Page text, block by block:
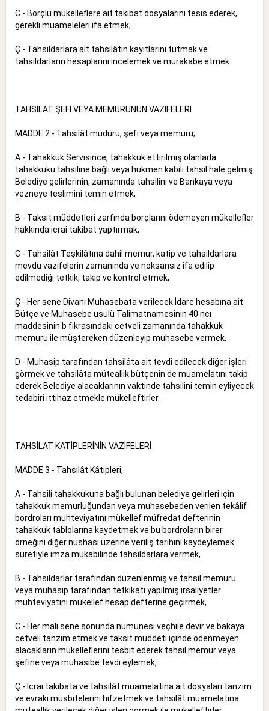
C - Borçlu mükelleflere ait takibat dosyalarını tesis ederek,
gerekli muameleleri ifa etmek,
Ç - Tahsildarlara ait tahsilâtın kayıtlarını tutmak ve
tahsildarların hesaplarını incelemek ve mürakabe etmek.
TAHSİLAT ŞEFİ VEYA MEMURUNUN VAZİFELERİ
MADDE 2 - Tahsilât müdürü, şefi veya memuru;
A - Tahakkuk Servisince, tahakkuk ettirilmiş olanlarla
tahakkuku tahsiline bağlı veya hükmen kabili tahsil hale gelmiş
Belediye gelirlerinin, zamanında tahsilini ve Bankaya veya
vezneye teslimini temin etmek,
B - Taksit müddetleri zarfında borçlarını ödemeyen mükellefler
hakkında icrai takibat yaptırmak,
C - Tahsilât Teşkilâtına dahil memur, katip ve tahsildarlara
mevdu vazifelerin zamanında ve noksansız ifa edilip
edilmediği tetkik, takip ve kontrol etmek,
Ç - Her sene Divanı Muhasebata verilecek İdare hesabına ait
Bütçe ve Muhasebe usulü Talimatnamesinin 40 ncı
maddesinin b fıkrasındaki cetveli zamanında tahakkuk
memuru ile müştereken düzenleyip muhasebe vermek,
D - Muhasip tarafından tahsilâta ait tevdi edilecek diğer işleri
görmek ve tahsilâta müteallik bütçenin de muamelatını takip
ederek Belediye alacaklarının vaktinde tahsilini temin eyliyecek
tedabiri ittihaz etmekle mükelleftirler.
TAHSİLAT KATİPLERİNİN VAZİFELERİ
MADDE 3 - Tahsilât Kâtipleri;
A - Tahsili tahakkukuna bağlı bulunan belediye gelirleri için
tahakkuk memurluğundan veya muhasebeden verilen tekâlif
bordroları muhteviyatını mükellef müfredat defterinin
tahakkuk tablolarına kaydetmek ve bu bordroların birer
örneğini diğer nüshası üzerine veriliş tarihini kaydeylemek
suretiyle imza mukabilinde tahsildarlara vermek,
B - Tahsildarlar tarafından düzenlenmiş ve tahsil memuru
veya muhasip tarafından tetkikatı yapılmış irsaliyetler
muhteviyatını mükellef hesap defterine geçirmek,
C - Her mali sene sonunda nümunesi veçhile devir ve bakaya
cetveli tanzim etmek ve taksit müddeti içinde ödenmeyen
alacakların mükelleflerini tesbit ederek tahsil memur veya
şefine veya muhasibe tevdi eylemek,
Ç - İcrai takibata ve tahsilât muamelatına ait dosyaları tanzim
ve evrakı müsbitelerini hıfzetmek ve tahsilât muamelatına